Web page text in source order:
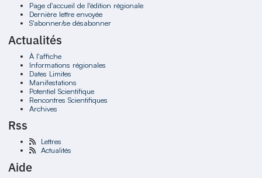
Page d'accueil de l'édition régionale
Dernière lettre envoyée
S'abonner/se désabonner
Actualités
À l'affiche
Informations régionales
Dates Limites
Manifestations
Potentiel Scientifique
Rencontres Scientifiques
Archives
Rss
Lettres
Actualités
Aide